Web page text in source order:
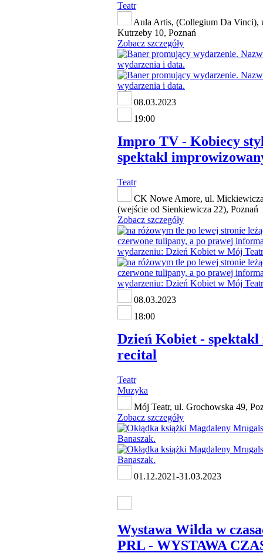
Teatr
Aula Artis, (Collegium Da Vinci),
Kutrzeby 10, Poznań
Zobacz szczegóły
08.03.2023
19:00
Impro TV - Kobiecy
spektakl
Teatr
CK Nowe Amore, ul.
(wejście od Sienkiewicza 22), Poznań
Zobacz szczegóły
08.03.2023
18:00
Dzień Kobiet - spektakl
recital
Teatr
Muzyka
Mój Teatr, ul. Grochowska 49,
Zobacz szczegóły
01.12.2021-31.03.2023
Wystawa Wilda w
PRL - WYSTAWA